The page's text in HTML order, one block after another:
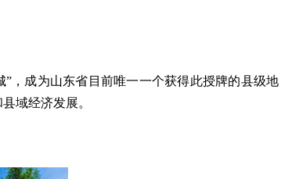
，成为山东省目前唯一一个获得此授牌的县级地
域经济发展。